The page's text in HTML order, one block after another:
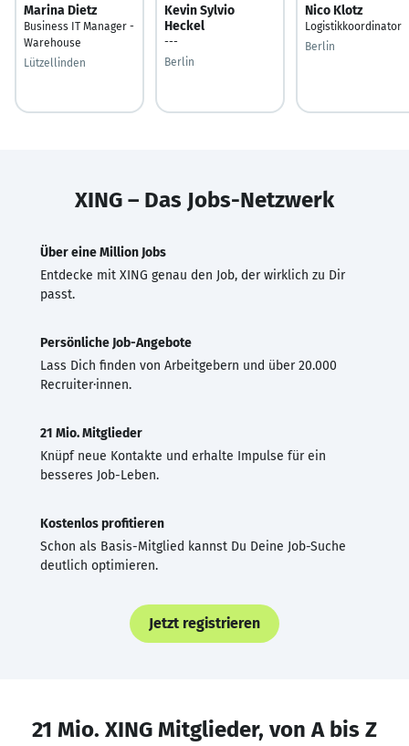
Marina Dietz
Business IT Manager -
Warehouse
Lützellinden
Kevin Sylvio
Heckel
---
Berlin
Nico Klotz
Logistikkoordinator
Berlin
XING – Das Jobs-Netzwerk
Über eine Million Jobs
Entdecke mit XING genau den Job, der wirklich zu Dir
passt.
Persönliche Job-Angebote
Lass Dich finden von Arbeitgebern und über 20.000
Recruiter·innen.
21 Mio. Mitglieder
Knüpf neue Kontakte und erhalte Impulse für ein
besseres Job-Leben.
Kostenlos profitieren
Schon als Basis-Mitglied kannst Du Deine Job-Suche
deutlich optimieren.
Jetzt registrieren
21 Mio. XING Mitglieder, von A bis Z